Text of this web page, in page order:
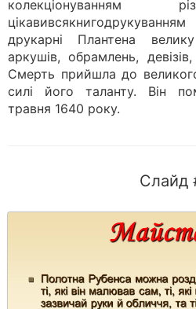
колекціонуванням
друкарні Плантена
аркушів, обрамлень,
Смерть прийшла до
силі його таланту. Він
травня 1640 року.
Слайд